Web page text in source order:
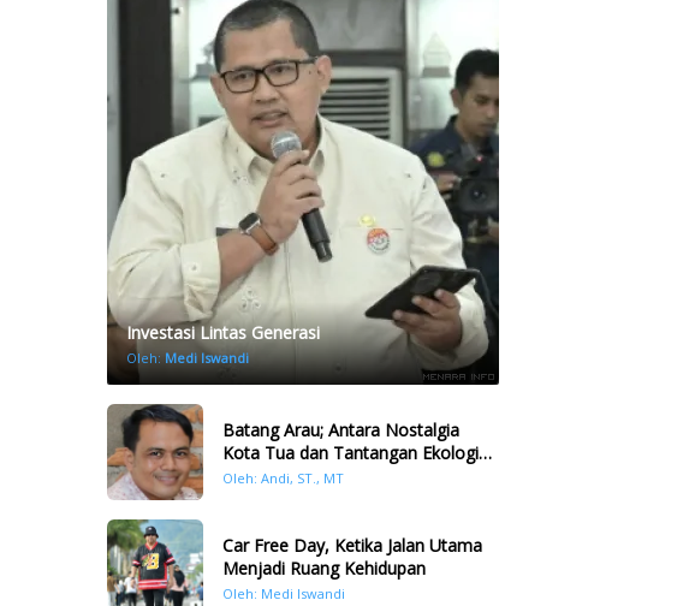
Investasi Lintas Generasi
Oleh: Medi Iswandi
Batang Arau; Antara Nostalgia
Kota Tua dan Tantangan Ekologi
Kawasan
Oleh: Andi, ST., MT
Car Free Day, Ketika Jalan Utama
Menjadi Ruang Kehidupan
Oleh: Medi Iswandi